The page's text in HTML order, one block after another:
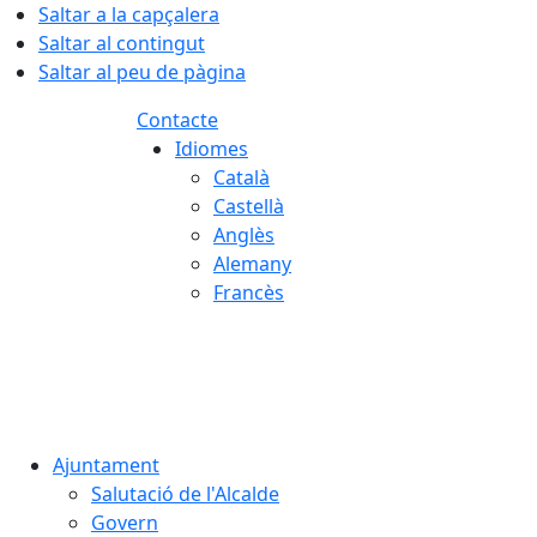
Saltar a la capçalera
Saltar al contingut
Saltar al peu de pàgina
Contacte
Idiomes
Català
Castellà
Anglès
Alemany
Francès
Ajuntament
Salutació de l'Alcalde
Govern